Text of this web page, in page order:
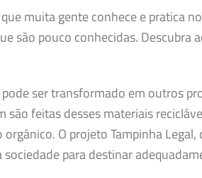
muita gente conhece e pratica
são pouco conhecidas. Descubra
ser transformado em outros
são feitas desses materiais
O projeto Tampinha Legal,
para destinar